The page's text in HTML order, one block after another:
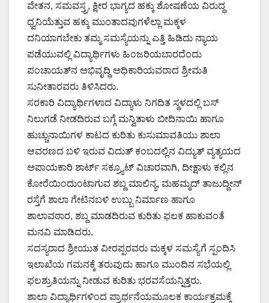
ವೇತನ, ಸಮವಸ್ತ್ರ, ಕ್ಷೀರ ಭಾಗ್ಯದ ಹಕ್ಕು ಶೋಷಣೆಯ ವಿರುದ್ಧ
ಧ್ವನಿಯೆತ್ತುವ ಹಕ್ಕು ಮುಂತಾದವುಗಳೆಲ್ಲಾ ಮಕ್ಕಳ
ದನಿಯಾಗಬೇಕು ತಮ್ಮ ಸಮಸ್ಯೆಯನ್ನು ಎತ್ತಿ ಹಿಡಿದು ನ್ಯಾಯ
ಪಡೆಯುವಲ್ಲಿ ವಿದ್ಯಾರ್ಥಿಗಳು ಹಿಂಜರಿಯಬಾರದೆಂದು
ಪಂಚಾಯತ್‍ನ ಅಭಿವೃದ್ಧಿ ಅಧಿಕಾರಿಯವರಾದ ಶ್ರೀಮತಿ
ಸುನೀತಾರವರು ತಿಳಿಸಿದರು.
ಸರಕಾರಿ ವಿದ್ಯಾರ್ಥಿಗಳಾದ ವಿದ್ಯಾಳು ನಿಗದಿತ ಸ್ಥಳದಲ್ಲಿ ಬಸ್
ನಿಲುಗಡೆ ನೀಡದಿರುವ ಬಗ್ಗೆ ಮನ್ವಿತಾಳು ಬೀದಿನಾಯಿ ಹಾಗೂ
ಹುಚ್ಚುನಾಯಿಗಳ ಕಾಟದ ಕುರಿತು ಕುಸುಮಾವತಿಯು ಶಾಲಾ
ಆವರಣದ ಬಳಿ ಇರುವ ವಿದುತ್ ಕಂಬದಲ್ಲಿನ ವಿದ್ಯುತ್ ವ್ಯತ್ಯಯದ
ಅಪಾಯಕಾರಿ ಶಾರ್ಟ್ ಸಕ್ರ್ಯೂಟ್ ವಿಚಾರವಾಗಿ, ದೀಕ್ಷಾಳು ಕಲ್ಲಿನ
ಕೋರೆಯಿಂದುಂಟಾಗುವ ಶಬ್ದ ಮಾಲಿನ್ಯ, ಮಹಮ್ಮದ್ ತಾಜುದ್ದೀನ್
ರಸ್ತೆಗೆ ಶಾಲಾ ಗೇಟಿನಬಳಿ ಉಬ್ಬು ನಿರ್ಮಾಣ ಹಾಗೂ
ಶಾಲಾವಠಾರ, ಶಬ್ದ ಮಾಡದಿರುವ ಕುರಿತು ಫಲಕ ಹಾಕುವಂತೆ
ಮನವಿ ಮಾಡಿದರು.
ಸದಸ್ಯರಾದ ಶ್ರೀಯುತ ವೀರಪ್ಪರವರು ಮಕ್ಕಳ ಸಮಸ್ಯೆಗೆ ಸ್ಪಂದಿಸಿ
ಇಲಾಖೆಯ ಗಮನಕ್ಕೆ ತರುವುದು ಹಾಗೂ ಮುಂದಿನ ಸಭೆಯಲ್ಲಿ
ಫಲಶ್ರುತಿಯನ್ನು ನೀಡುವ ಕುರಿತು ಭರವಸೆಯನ್ನಿತ್ತರು.
ಶಾಲಾ ವಿದ್ಯಾರ್ಥಿಗಳಿಂದ ಪ್ರಾರ್ಥನೆಯಮೂಲಕ ಕಾರ್ಯಕ್ರಮಕ್ಕೆ